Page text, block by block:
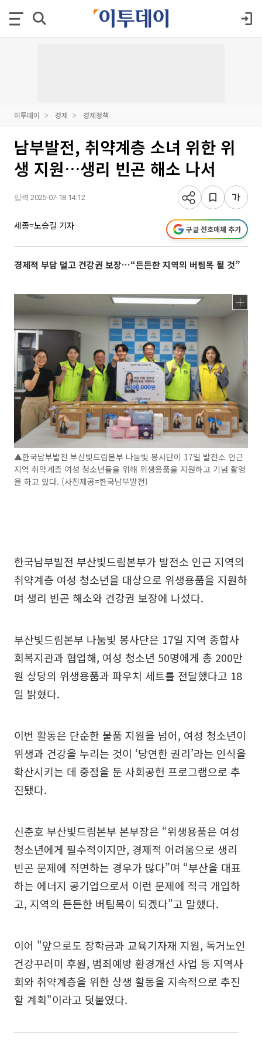
이투데이 경제 경제정책
남부발전, 취약계층 소녀 위한 위
생 지원…생리 빈곤 해소 나서
입력 2025-07-18 14:12
세종=노승길 기자 구글 선호매체 추가
경제적 부담 덜고 건강권 보장…“든든한 지역의 버팀목 될 것”
▲한국남부발전 부산빛드림본부 나눔빛 봉사단이 17일 발전소 인근
지역 취약계층 여성 청소년들을 위해 위생용품을 지원하고 기념 촬영
을 하고 있다. (사진제공=한국남부발전)
한국남부발전 부산빛드림본부가 발전소 인근 지역의
취약계층 여성 청소년을 대상으로 위생용품을 지원하
며 생리 빈곤 해소와 건강권 보장에 나섰다.
부산빛드림본부 나눔빛 봉사단은 17일 지역 종합사
회복지관과 협업해, 여성 청소년 50명에게 총 200만
원 상당의 위생용품과 파우치 세트를 전달했다고 18
일 밝혔다.
이번 활동은 단순한 물품 지원을 넘어, 여성 청소년이
위생과 건강을 누리는 것이 ‘당연한 권리’라는 인식을
확산시키는 데 중점을 둔 사회공헌 프로그램으로 추
진됐다.
신춘호 부산빛드림본부 본부장은 “위생용품은 여성
청소년에게 필수적이지만, 경제적 어려움으로 생리
빈곤 문제에 직면하는 경우가 많다”며 “부산을 대표
하는 에너지 공기업으로서 이런 문제에 적극 개입하
고, 지역의 든든한 버팀목이 되겠다”고 말했다.
이어 "앞으로도 장학금과 교육기자재 지원, 독거노인
건강꾸러미 후원, 범죄예방 환경개선 사업 등 지역사
회와 취약계층을 위한 상생 활동을 지속적으로 추진
할 계획"이라고 덧붙였다.